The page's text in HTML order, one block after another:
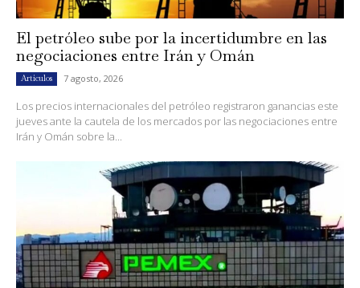
El petróleo sube por la incertidumbre en las
negociaciones entre Irán y Omán
Artículos 7 agosto, 2026
Los precios internacionales del petróleo registraron ganancias este
jueves ante la cautela de los mercados por las negociaciones entre
Irán y Omán sobre la...